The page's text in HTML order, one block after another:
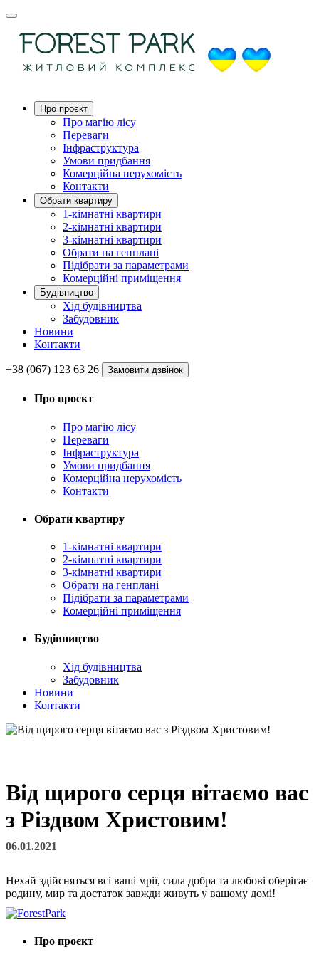
Про проєкт
Про магію ліcу
Переваги
Інфраструктура
Умови придбання
Комерційна нерухомість
Контакти
Обрати квартиру
1-кімнатні квартири
2-кімнатні квартири
3-кімнатні квартири
Обрати на генплані
Підібрати за параметрами
Комерційні приміщення
Будівництво
Хід будівництва
Забудовник
Новини
Контакти
+38 (067) 123 63 26 Замовити дзвінок
Про проєкт
Про магію ліcу
Переваги
Інфраструктура
Умови придбання
Комерційна нерухомість
Контакти
Обрати квартиру
1-кімнатні квартири
2-кімнатні квартири
3-кімнатні квартири
Обрати на генплані
Підібрати за параметрами
Комерційні приміщення
Будівництво
Хід будівництва
Забудовник
Новини
Контакти
Від щирого серця вітаємо вас
з Різдвом Христовим!
06.01.2021
Нехай здійсняться всі ваші мрії, сила добра та любові оберігає
родину, мир та достаток завжди живуть у вашому домі!
Про проєкт